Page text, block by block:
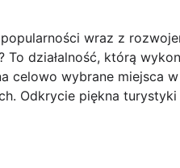
wraz z
To działalność, którą
celowo wybrane miejsca
Odkrycie piękna